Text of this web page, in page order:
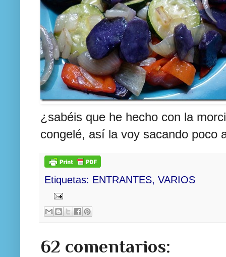
¿sabéis que he hecho con la
congelé, así la voy sacando poco
Etiquetas: ENTRANTES, VARIOS
62 comentarios: